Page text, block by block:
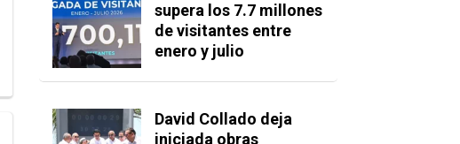
supera los 7.7 millones
de visitantes entre
enero y julio
David Collado deja
iniciada obras